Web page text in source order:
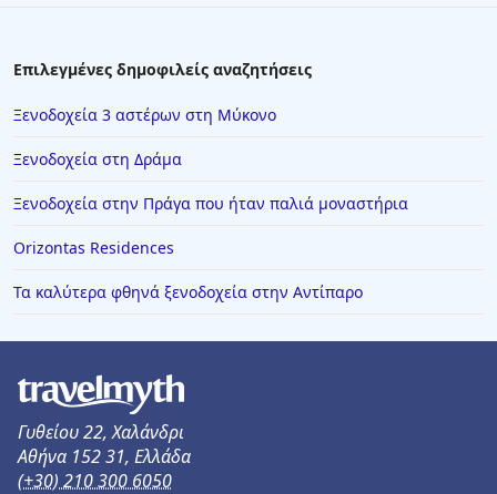
Επιλεγμένες δημοφιλείς αναζητήσεις
Ξενοδοχεία 3 αστέρων στη Μύκονο
Ξενοδοχεία στη Δράμα
Ξενοδοχεία στην Πράγα που ήταν παλιά μοναστήρια
Orizontas Residences
Τα καλύτερα φθηνά ξενοδοχεία στην Αντίπαρο
Γυθείου 22, Χαλάνδρι
Αθήνα 152 31, Ελλάδα
(+30) 210 300 6050